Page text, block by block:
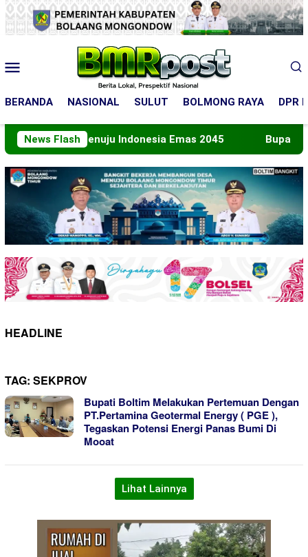
Loncat
ke
konten
Mobile
BERANDA NASIONAL SULUT BOLMONG RAYA DPR
News Flash
Peran Menuju Indonesia Emas 2045 Bupati
HEADLINE
TAG: SEKPROV
Bupati Boltim Melakukan Pertemuan Dengan
PT.Pertamina Geotermal Energy ( PGE ),
Tegaskan Potensi Energi Panas Bumi Di
Mooat
Lihat Lainnya